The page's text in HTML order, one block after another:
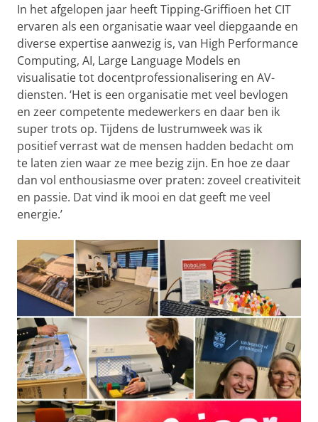
In het afgelopen jaar heeft Tipping-Griffioen het CIT
ervaren als een organisatie waar veel diepgaande en
diverse expertise aanwezig is, van High Performance
Computing, AI, Large Language Models en
visualisatie tot docentprofessionalisering en AV-
diensten. ‘Het is een organisatie met veel bevlogen
en zeer competente medewerkers en daar ben ik
super trots op. Tijdens de lustrumweek was ik
positief verrast wat de mensen hadden bedacht om
te laten zien waar ze mee bezig zijn. En hoe ze daar
dan vol enthousiasme over praten: zoveel creativiteit
en passie. Dat vind ik mooi en dat geeft me veel
energie.’